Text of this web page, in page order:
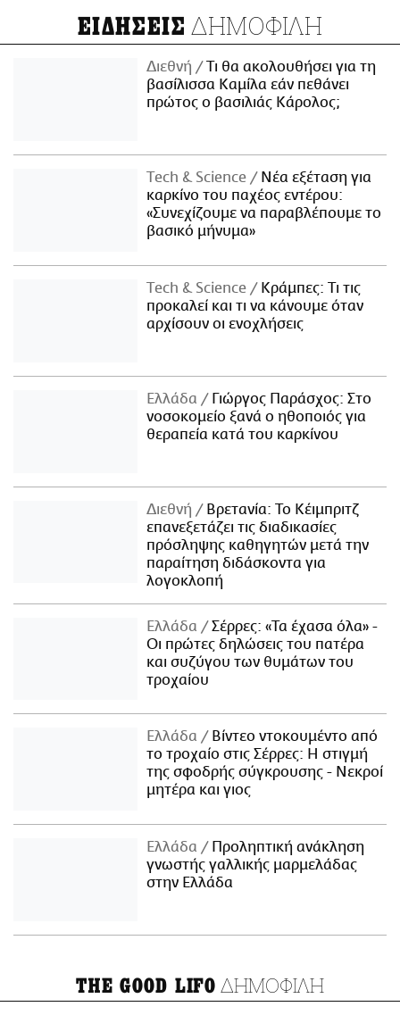
ΕΙΔΗΣΕΙΣ ΔΗΜΟΦΙΛΗ
Διεθνή
Τι θα ακολουθήσει για τη
βασίλισσα Καμίλα εάν πεθάνει
πρώτος ο βασιλιάς Κάρολος;
Τech & Science
Νέα εξέταση για
καρκίνο του παχέος εντέρου:
«Συνεχίζουμε να παραβλέπουμε το
βασικό μήνυμα»
Τech & Science
Κράμπες: Τι τις
προκαλεί και τι να κάνουμε όταν
αρχίσουν οι ενοχλήσεις
Ελλάδα
Γιώργος Παράσχος: Στο
νοσοκομείο ξανά ο ηθοποιός για
θεραπεία κατά του καρκίνου
Διεθνή
Βρετανία: Το Κέιμπριτζ
επανεξετάζει τις διαδικασίες
πρόσληψης καθηγητών μετά την
παραίτηση διδάσκοντα για
λογοκλοπή
Ελλάδα
Σέρρες: «Τα έχασα όλα» -
Οι πρώτες δηλώσεις του πατέρα
και συζύγου των θυμάτων του
τροχαίου
Ελλάδα
Βίντεο ντοκουμέντο από
το τροχαίο στις Σέρρες: Η στιγμή
της σφοδρής σύγκρουσης - Νεκροί
μητέρα και γιος
Ελλάδα
Προληπτική ανάκληση
γνωστής γαλλικής μαρμελάδας
στην Ελλάδα
THE GOOD LIFO ΔΗΜΟΦΙΛΗ